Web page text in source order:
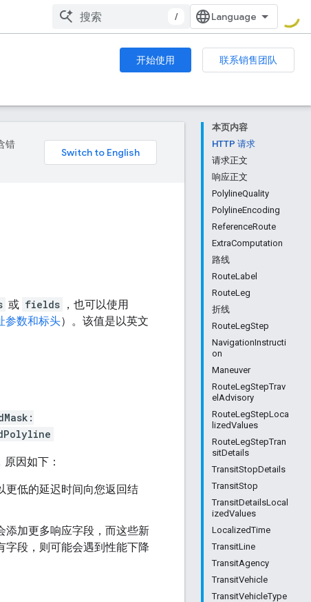
/
开始使用
联系销售团队
本页内容
HTTP 请求
请求正文
响应正文
PolylineQuality
PolylineEncoding
ReferenceRoute
ExtraComputation
路线
RouteLabel
RouteLeg
折线
RouteLegStep
NavigationInstructi
on
Maneuver
RouteLegStepTrav
elAdvisory
RouteLegStepLoca
lizedValues
RouteLegStepTran
sitDetails
TransitStopDetails
TransitStop
TransitDetailsLocal
izedValues
LocalizedTime
TransitLine
TransitAgency
TransitVehicle
TransitVehicleType
错
或 fields ，也可以使用
参数和标头）。该值是以英文
因如下：
更低的延迟时间向您返回结
添加更多响应字段，而这些新
字段，则可能会遇到性能下降